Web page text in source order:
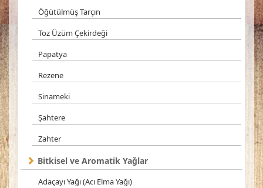
Öğütülmüş Tarçın
Toz Üzüm Çekirdeği
Papatya
Rezene
Sinameki
Şahtere
Zahter
Bitkisel ve Aromatik Yağlar
Adaçayı Yağı (Acı Elma Yağı)